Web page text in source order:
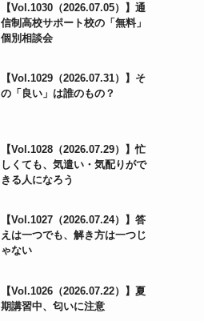
【Vol.1030（2026.07.05）】通
信制高校サポート校の「無料」
個別相談会
【Vol.1029（2026.07.31）】そ
の「良い」は誰のもの？
【Vol.1028（2026.07.29）】忙
しくても、気遣い・気配りがで
きる人になろう
【Vol.1027（2026.07.24）】答
えは一つでも、解き方は一つじ
ゃない
【Vol.1026（2026.07.22）】夏
期講習中、匂いに注意